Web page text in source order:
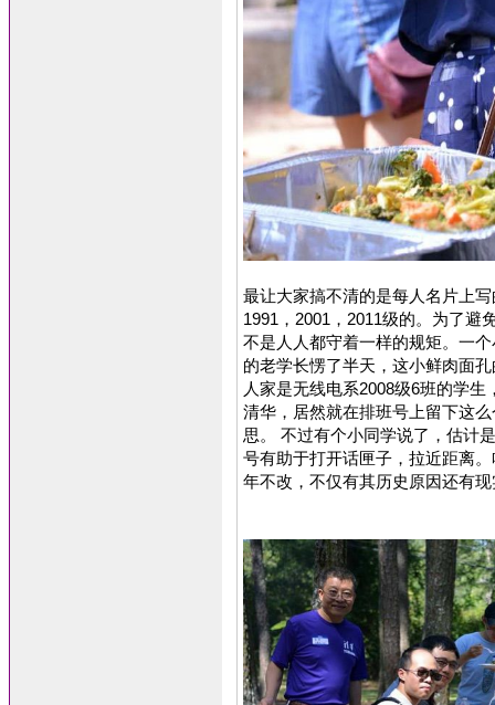
最让大家搞不清的是每人名片上写
1991，2001，2011级的。为了避
不是人人都守着一样的规矩。一
的老学长愣了半天，这小鲜肉面
人家是无线电系2008级6班的学
清华，居然就在排班号上留下这
思。 不过有个小同学说了，估计
号有助于打开话匣子，拉近距离
年不改，不仅有其历史原因还有